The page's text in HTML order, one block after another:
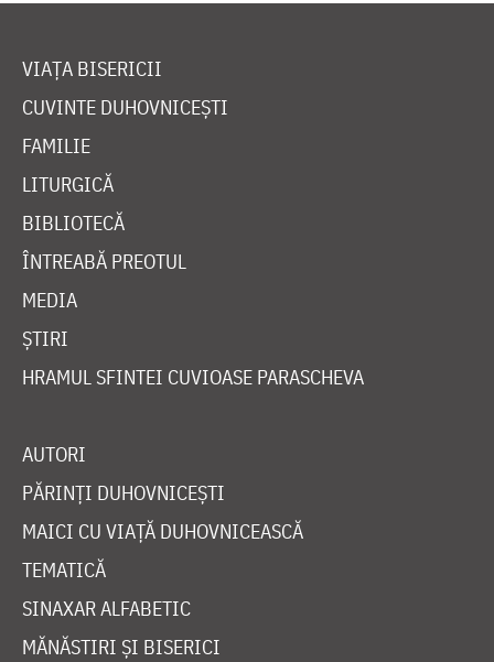
VIAȚA BISERICII
CUVINTE DUHOVNICEȘTI
FAMILIE
LITURGICĂ
BIBLIOTECĂ
ÎNTREABĂ PREOTUL
MEDIA
ȘTIRI
HRAMUL SFINTEI CUVIOASE PARASCHEVA
AUTORI
PĂRINȚI DUHOVNICEȘTI
MAICI CU VIAȚĂ DUHOVNICEASCĂ
TEMATICĂ
SINAXAR ALFABETIC
MĂNĂSTIRI ȘI BISERICI